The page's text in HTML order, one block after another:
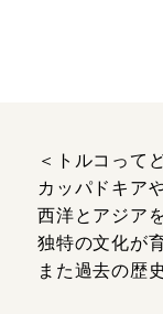
＜トルコって
カッパドキア
西洋とアジア
独特の文化が
また過去の歴